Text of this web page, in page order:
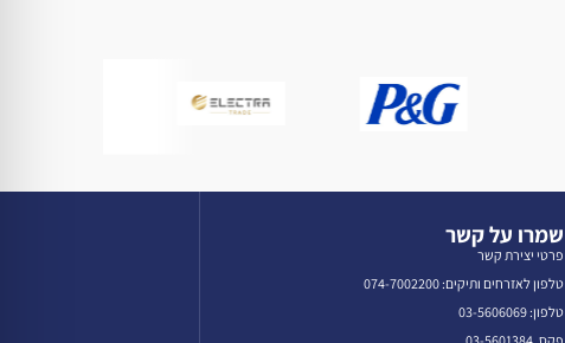
שמרו על קשר
פרטי יצירת קשר
טלפון לאזרחים ותיקים: 074-7002200
טלפון: 03-5606069